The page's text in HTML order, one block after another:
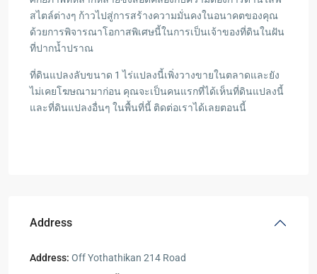
สไตล์ต่างๆ ก้าวไปสู่การสร้างความมั่นคงในอนาคตของคุณ
ด้วยการพิจารณาโอกาสพิเศษนี้ในการเป็นเจ้าของที่ดินในฝัน
ที่ปากน้ำปราณ
ที่ดินแปลงลับขนาด 1 ไร่แปลงนี้เพิ่งวางขายในตลาดและยัง
ไม่เคยโฆษณามาก่อน คุณจะเป็นคนแรกที่ได้เห็นที่ดินแปลงนี้
และที่ดินแปลงอื่นๆ ในพื้นที่นี้ ติดต่อเราได้เลยตอนนี้
Address
Address: Off Yothathikan 214 Road